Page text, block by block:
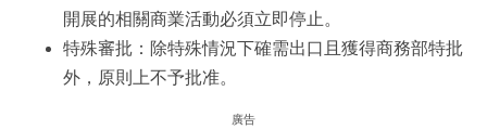
開展的相關商業活動必須立即停止。
特殊審批：除特殊情況下確需出口且獲得商務部特批
外，原則上不予批准。
廣告